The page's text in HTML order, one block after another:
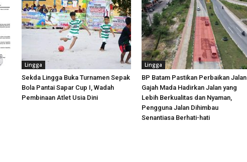
Lingga
Sekda Lingga Buka Turnamen Sepak
Bola Pantai Sapar Cup I, Wadah
Pembinaan Atlet Usia Dini
Lingga
BP Batam Pastikan Perbaikan Jalan
Gajah Mada Hadirkan Jalan yang
Lebih Berkualitas dan Nyaman,
Pengguna Jalan Dihimbau
Senantiasa Berhati-hati